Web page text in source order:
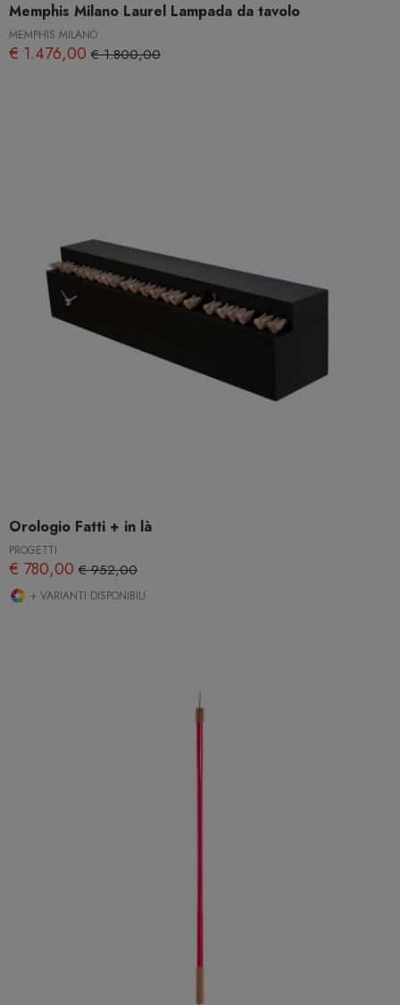
Memphis Milano Laurel Lampada da tavolo
MEMPHIS MILANO
€ 1.476,00 € 1.800,00
Orologio Fatti + in là
PROGETTI
€ 780,00 € 952,00
+ VARIANTI DISPONIBILI